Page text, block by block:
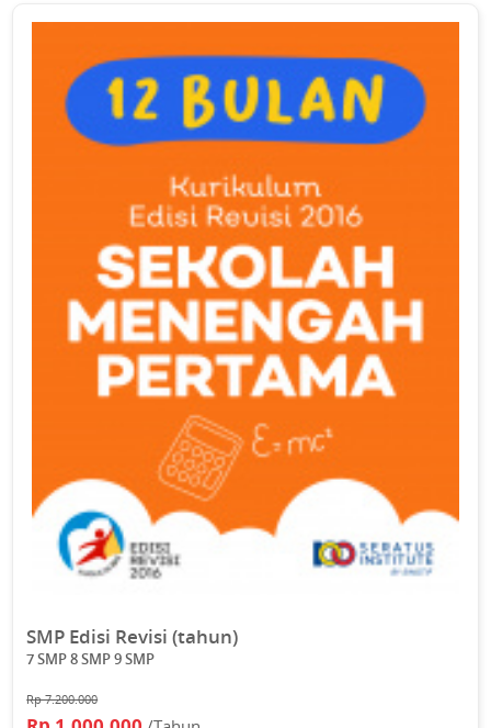
SMP Edisi Revisi (tahun)
7 SMP 8 SMP 9 SMP
Rp 7.200.000